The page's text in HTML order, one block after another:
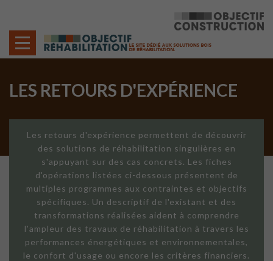
LES RETOURS D'EXPÉRIENCE
Les retours d'expérience permettent de découvrir
des solutions de réhabilitation singulières en
s'appuyant sur des cas concrets. Les fiches
d'opérations listées ci-dessous présentent de
multiples programmes aux contraintes et objectifs
spécifiques. Un descriptif de l'existant et des
transformations réalisées aident à comprendre
l'ampleur des travaux de réhabilitation à travers les
performances énergétiques et environnementales,
le confort d'usage ou encore les critères financiers.